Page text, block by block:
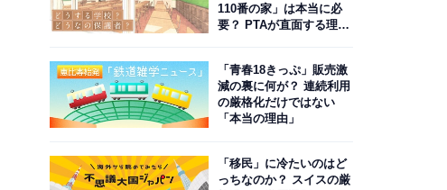
110番の家」は本当に必
要？ PTAが直面する理想
「青春18きっぷ」販売激
減の裏に何が？ 連続利用
の厳格化だけではない
「本当の理由」
「移民」に冷たいのはど
っちなのか？ スイスの厳